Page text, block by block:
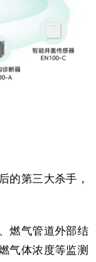
的第三大杀手，
燃气管道外部结
气体浓度等监测